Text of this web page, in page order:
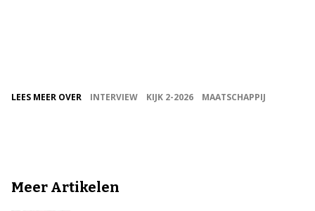
LEES MEER OVER INTERVIEW KIJK 2-2026 MAATSCHAPPIJ
Meer Artikelen